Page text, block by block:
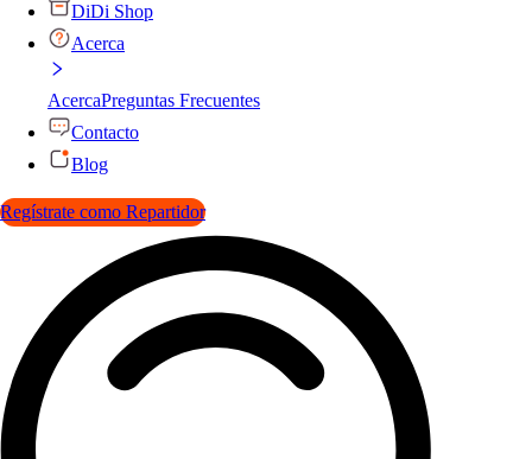
DiDi Shop
Acerca
AcercaPreguntas Frecuentes
Contacto
Blog
Regístrate como Repartidor